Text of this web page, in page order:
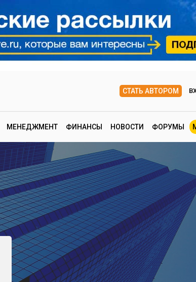
СТАТЬ АВТОРОМ
МЕНЕДЖМЕНТ ФИНАНСЫ НОВОСТИ ФОРУМЫ